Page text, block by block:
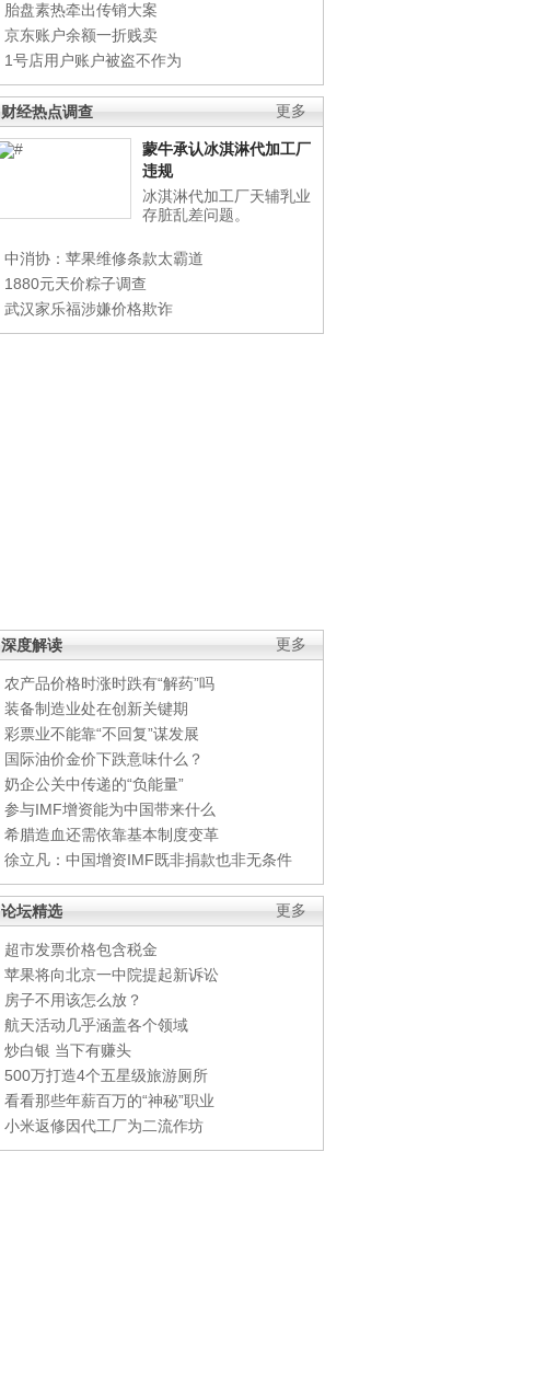
胎盘素热牵出传销大案
京东账户余额一折贱卖
1号店用户账户被盗不作为
更多
财经热点调查
蒙牛承认冰淇淋代加工厂
违规
冰淇淋代加工厂天辅乳业
存脏乱差问题。
中消协：苹果维修条款太霸道
1880元天价粽子调查
武汉家乐福涉嫌价格欺诈
更多
深度解读
农产品价格时涨时跌有“解药”吗
装备制造业处在创新关键期
彩票业不能靠“不回复”谋发展
国际油价金价下跌意味什么？
奶企公关中传递的“负能量”
参与IMF增资能为中国带来什么
希腊造血还需依靠基本制度变革
徐立凡：中国增资IMF既非捐款也非无条件
更多
论坛精选
超市发票价格包含税金
苹果将向北京一中院提起新诉讼
房子不用该怎么放？
航天活动几乎涵盖各个领域
炒白银 当下有赚头
500万打造4个五星级旅游厕所
看看那些年薪百万的“神秘”职业
小米返修因代工厂为二流作坊